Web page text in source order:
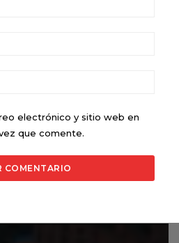
electrónico y sitio web en
que comente.